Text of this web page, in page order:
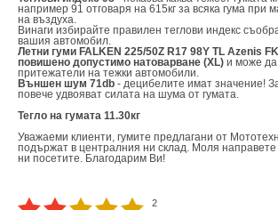
например 91 отговаря на 615кг за всяка гума при
на въздуха.
Винаги избирайте правилен теглови индекс
вашия автомобил.
Летни гуми FALKEN 225/50Z R17 98Y TL Azenis
повишено допустимо натоварване (XL) и може да
притежатели на тежки автомобили.
Външен шум 71db - децибелите имат значение!
повече удвояват силата на шума от гумата.
Тегло на гумата 11.30кг
Уважаеми клиенти, гумите предлагани от
подържат в централния ни склад. Моля
ни посетите. Благодарим Ви!
2